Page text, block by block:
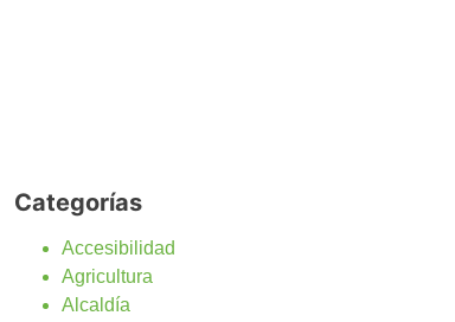
Categorías
Accesibilidad
Agricultura
Alcaldía